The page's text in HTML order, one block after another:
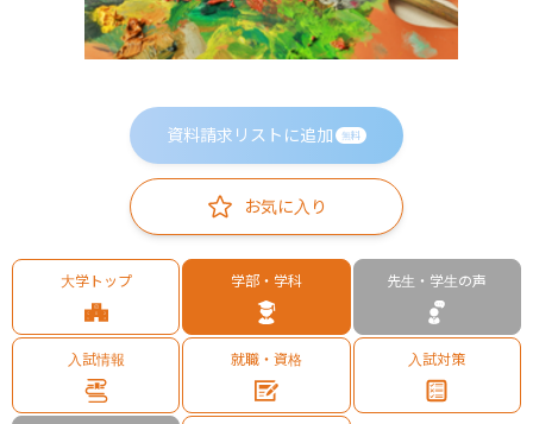
資料請求リストに追加 無料
お気に入り
大学トップ 学部・学科 先生・学生の声
入試情報 就職・資格 入試対策